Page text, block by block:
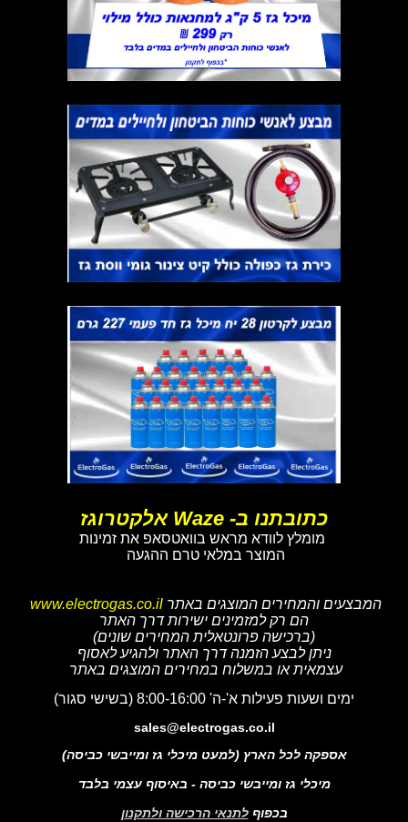
כתובתנו ב- Waze אלקטרוגז
מומלץ לוודא מראש בוואטסאפ את זמינות
המוצר במלאי טרם ההגעה
המבצעים והמחירים המוצגים באתר www.electrogas.co.il
הם רק למזמינים ישירות דרך האתר
(ברכישה פרונטאלית המחירים שונים)
ניתן לבצע הזמנה דרך האתר ולהגיע לאסוף
עצמאית או במשלוח במחירים המוצגים באתר
ימים ושעות פעילות א'-ה' 8:00-16:00 (בשישי סגור)
sales@electrogas.co.il
אספקה לכל הארץ (למעט מיכלי גז ומייבשי כביסה)
מיכלי גז ומייבשי כביסה - באיסוף עצמי בלבד
בכפוף לתנאי הרכישה ולתקנון